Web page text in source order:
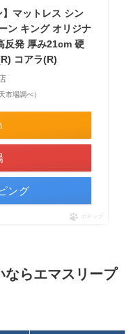
】マットレス シン
ン キング オリジナ
反発 厚み21cm 硬
コアラ(R)
市場調べ）
ング
ポチップ
らエマスリープ